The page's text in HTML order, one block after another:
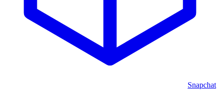
Snapchat